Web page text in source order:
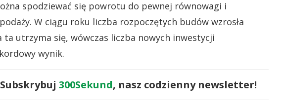
spodziewać się powrotu do pewnej równowagi i
W ciągu roku liczba rozpoczętych budów wzrosła
ta utrzyma się, wówczas liczba nowych inwestycji
wynik.
300Sekund, nasz codzienny newsletter!